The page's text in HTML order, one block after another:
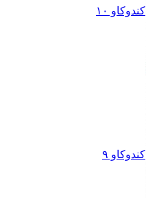
کندوکاو ١٠
کندوکاو ٩